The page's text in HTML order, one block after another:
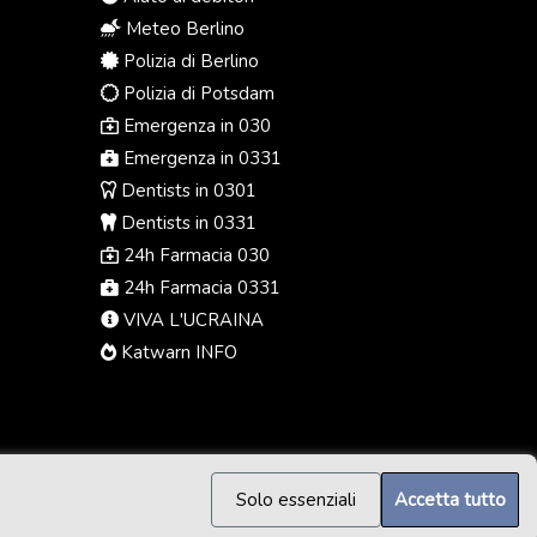
Solo essenziali Accetta tutto
Meteo Berlino
Polizia di Berlino
Polizia di Potsdam
Emergenza in 030
Emergenza in 0331
Dentists in 0301
Dentists in 0331
24h Farmacia 030
24h Farmacia 0331
VIVA L'UCRAINA
Katwarn INFO